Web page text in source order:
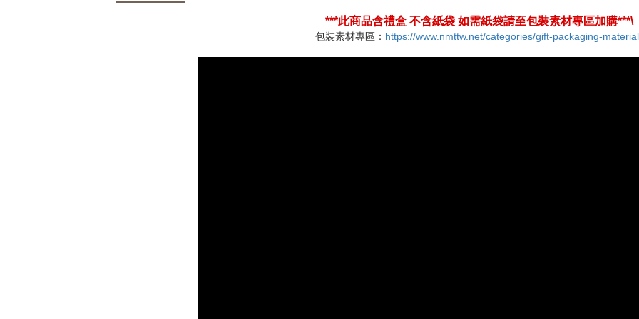
***此商品含禮盒 不含紙袋 如需紙袋請至包裝素材專區加購***\
包裝素材專區： https://www.nmttw.net/categories/gift-packaging-